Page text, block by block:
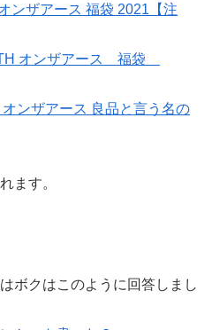
ンザアース 福袋 2021【注
オンザアース 福袋
オンザアース 良品と言う名の
ます。
ボクはこのように回答しまし